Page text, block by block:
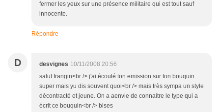
fermer les yeux sur une présence militaire qui est tout sauf
innocente.
Répondre
D desvignes 10/11/2008 20:56
salut frangin<br /> j'ai écouté ton emission sur ton bouquin
super mais yu dis souvent quoi<br /> mais très sympa un style
décontracté et jeune. On a aenvie de connaitre le type qui a
écrit ce bouquin<br /> bises